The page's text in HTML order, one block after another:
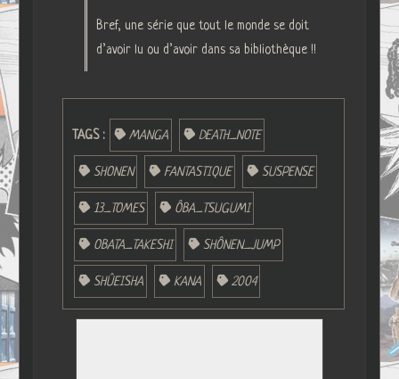
Bref, une série que tout le monde se doit
d’avoir lu ou d’avoir dans sa bibliothèque !!
TAGS : MANGA DEATH_NOTE
SHONEN FANTASTIQUE SUSPENSE
13_TOMES ÔBA_TSUGUMI
OBATA_TAKESHI SHÔNEN_JUMP
SHÛEISHA KANA 2004